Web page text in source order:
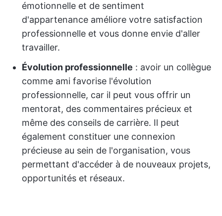
émotionnelle et de sentiment
d'appartenance améliore votre satisfaction
professionnelle et vous donne envie d'aller
travailler.
Évolution professionnelle : avoir un collègue
comme ami favorise l'évolution
professionnelle, car il peut vous offrir un
mentorat, des commentaires précieux et
même des conseils de carrière. Il peut
également constituer une connexion
précieuse au sein de l'organisation, vous
permettant d'accéder à de nouveaux projets,
opportunités et réseaux.